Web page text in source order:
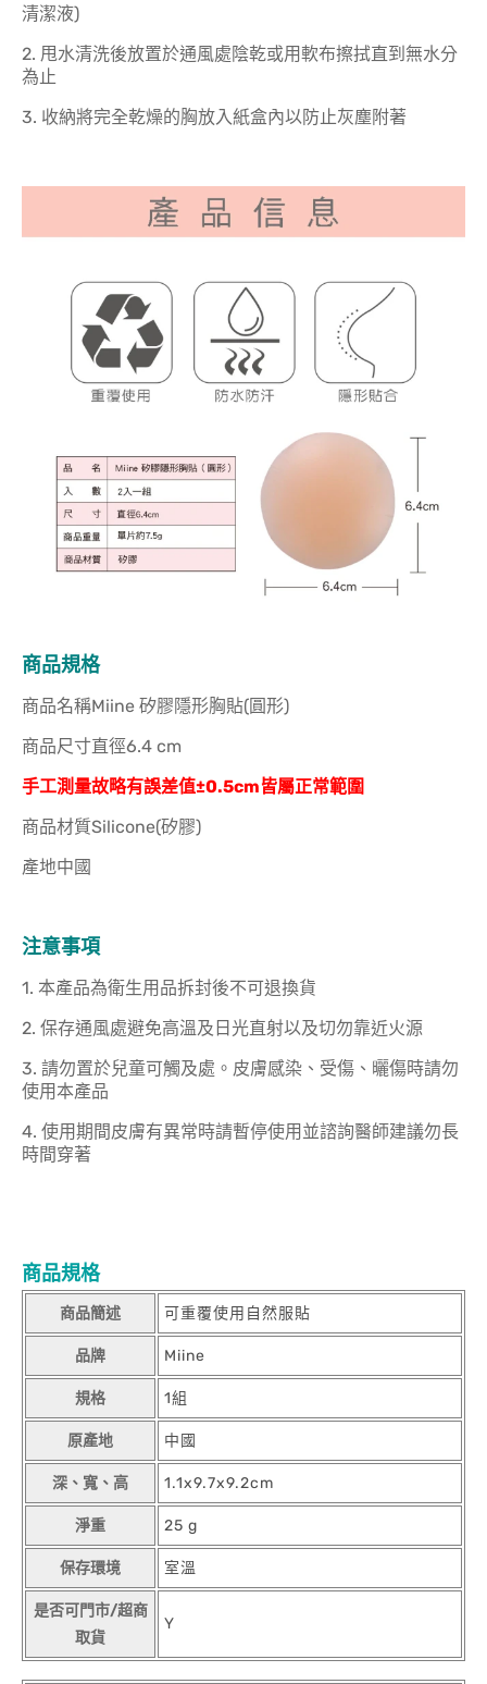
清潔液)
2. 甩水清洗後放置於通風處陰乾或用軟布擦拭直到無水分
為止
3. 收納將完全乾燥的胸放入紙盒內以防止灰塵附著
商品規格
商品名稱Miine 矽膠隱形胸貼(圓形)
商品尺寸直徑6.4 cm
手工測量故略有誤差值±0.5cm皆屬正常範圍
商品材質Silicone(矽膠)
產地中國
注意事項
1. 本產品為衛生用品拆封後不可退換貨
2. 保存通風處避免高溫及日光直射以及切勿靠近火源
3. 請勿置於兒童可觸及處。皮膚感染、受傷、曬傷時請勿
使用本產品
4. 使用期間皮膚有異常時請暫停使用並諮詢醫師建議勿長
時間穿著
商品規格
商品簡述 可重覆使用自然服貼
品牌 Miine
規格 1組
原產地 中國
深、寬、高 1.1x9.7x9.2cm
淨重 25 g
保存環境 室溫
是否可門市/超商
取貨
Y